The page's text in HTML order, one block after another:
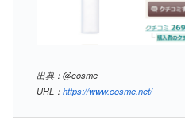
出典：@cosme
URL：https://www.cosme.net/